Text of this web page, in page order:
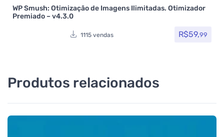
WPMUDEV
WP Smush: Otimização de Imagens Ilimitadas. Otimizador
Premiado – v4.3.0
1115 vendas R$59,99
Produtos relacionados